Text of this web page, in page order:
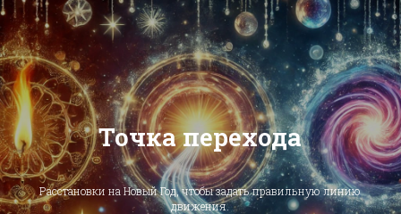
Точка перехода
Расстановки на Новый Год, чтобы задать правильную линию
движения.